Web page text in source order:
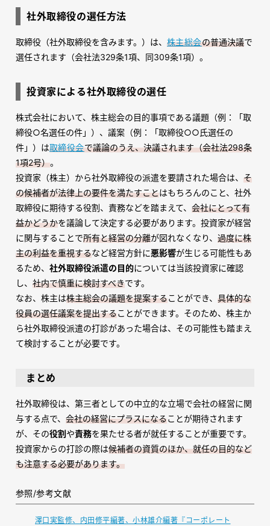
社外取締役の選任方法
取締役（社外取締役を含みます。）は、 株主総会の普通決議で
選任されます（会社法329条1項、同309条1項）。
投資家による社外取締役の選任
株式会社において、株主総会の目的事項である議題（例：「取
締役○名選任の件」）、議案（例：「取締役○○氏選任の
件」）は取締役会で議論のうえ、決議されます（会社法298条
1項2号）。
投資家（株主）から社外取締役の派遣を要請された場合は、 そ
の候補者が法律上の要件を満たすことはもちろんのこと、社外
取締役に期待する役割、責務などを踏まえて、 会社にとって有
益かどうかを議論して決定する必要があります。投資家が経営
に関与することで所有と経営の分離が図れなくなり、 過度に株
主の利益を重視するなど経営方針に悪影響が生じる可能性もあ
るため、 社外取締役派遣の目的については当該投資家に確認
し、 社内で慎重に検討すべきです。
なお、株主は株主総会の議題を提案することができ、 具体的な
役員の選任議案を提出することができます。そのため、株主か
ら社外取締役派遣の打診があった場合は、その可能性も踏まえ
て検討することが必要です。
まとめ
社外取締役は、第三者としての中立的な立場で会社の経営に関
与する点で、 会社の経営にプラスになることが期待されます
が、その役割や責務を果たせる者が就任することが重要です。
投資家からの打診の際は候補者の資質のほか、就任の目的など
も注意する必要があります。
参照/参考文献
澤口実監修、内田修平編著、小林雄介編著『コーポレート